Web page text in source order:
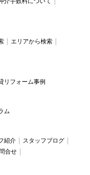
エリアから検索
リフォーム事例
ム
紹介
スタッフブログ
合せ